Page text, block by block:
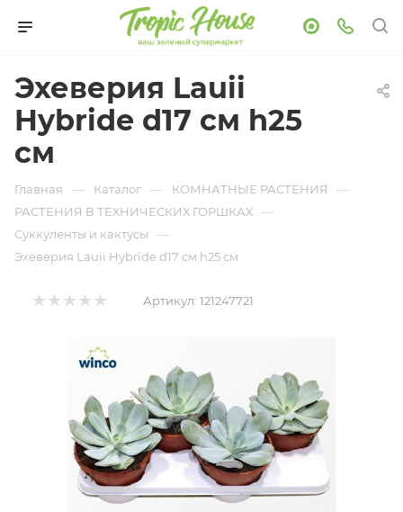
Эхеверия Lauii
Hybride d17 см h25
см
Главная — Каталог — КОМНАТНЫЕ РАСТЕНИЯ —
РАСТЕНИЯ В ТЕХНИЧЕСКИХ ГОРШКАХ —
Суккуленты и кактусы —
Эхеверия Lauii Hybride d17 см h25 см
Артикул: 121247721